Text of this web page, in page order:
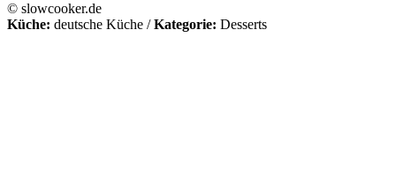
© slowcooker.de
Küche: deutsche Küche / Kategorie: Desserts